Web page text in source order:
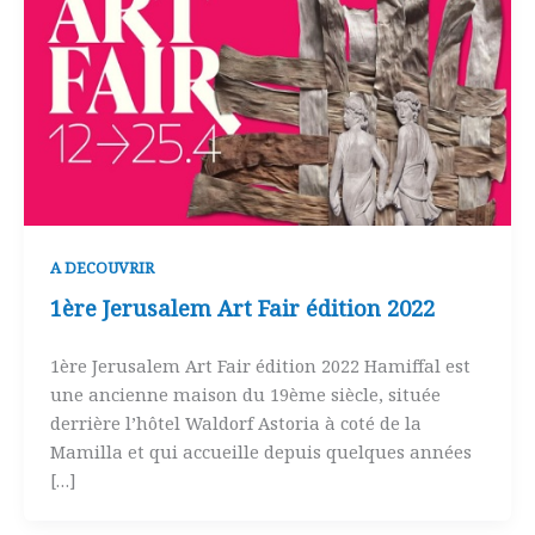
A DECOUVRIR
1ère Jerusalem Art Fair édition 2022
1ère Jerusalem Art Fair édition 2022 Hamiffal est
une ancienne maison du 19ème siècle, située
derrière l’hôtel Waldorf Astoria à coté de la
Mamilla et qui accueille depuis quelques années
[…]